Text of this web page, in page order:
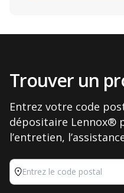
Trouver un
Entrez votre code
dépositaire Lennox®
l’entretien,
Entrez le code postal